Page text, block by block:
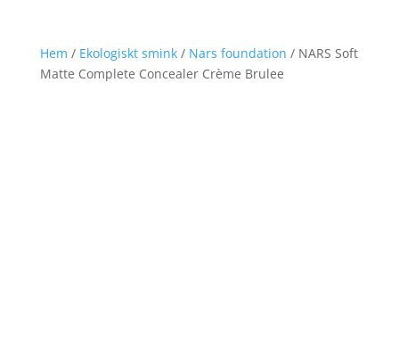
Hem / Ekologiskt smink/ Nars foundation / NARS Soft
Matte Complete Concealer Crème Brulee